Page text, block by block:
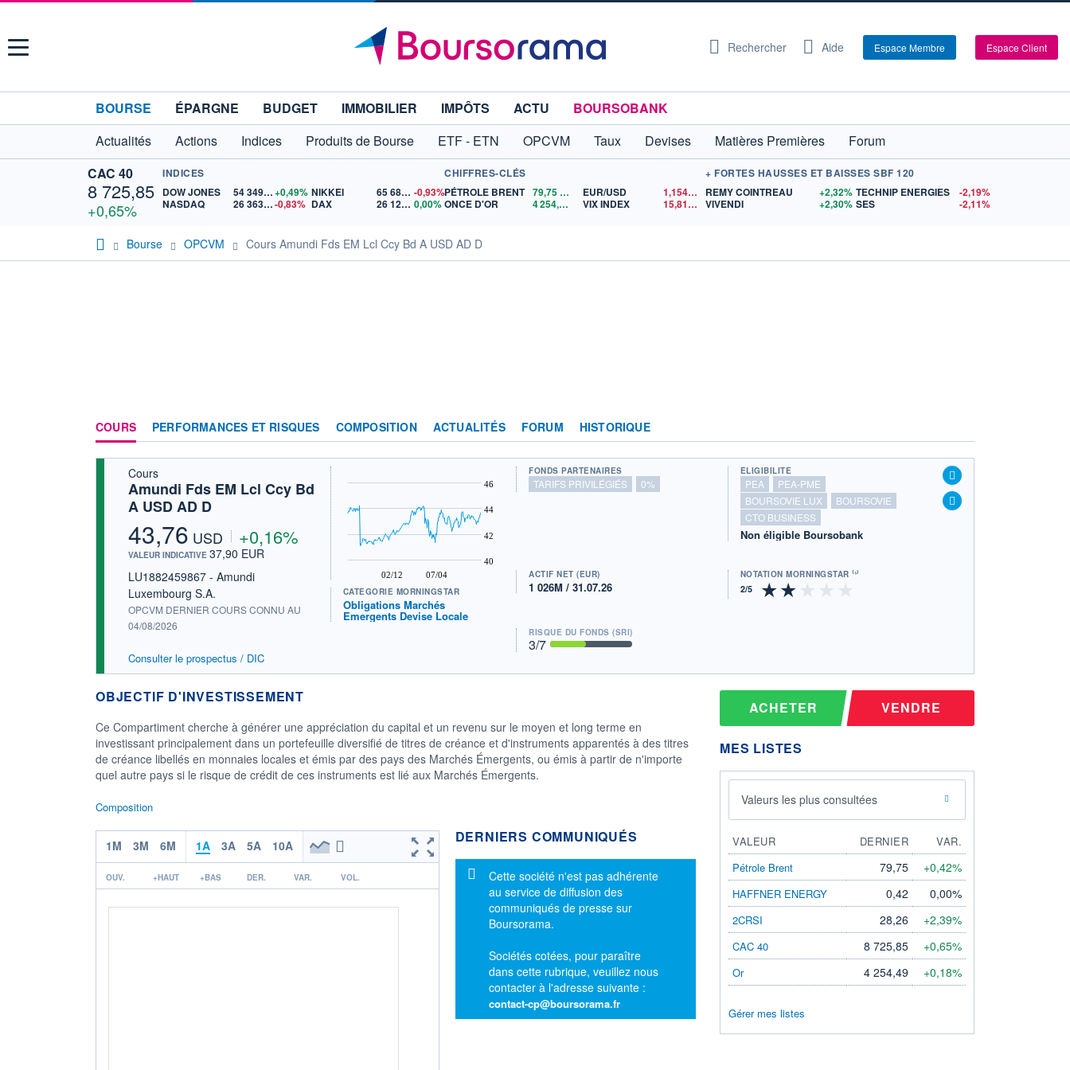
Menu Rechercher Aide Espace Membre Espace Client
BOURSE ÉPARGNE BUDGET IMMOBILIER IMPÔTS ACTU
BOURSOBANK
Actualités
Actions Indices Produits de Bourse ETF - ETN OPCVM Taux Devises Matières Premières
Forum
CAC 40
8 725,85
+0,65%
INDICES
DOW JONES
54 349,12+0,49%
NASDAQ
26 363,44-0,83%
NIKKEI 65 683,26 -0,93%
DAX
26 126,30 0,00%
CHIFFRES-CLÉS
PÉTROLE BRENT 79,75
ONCE D'OR
4 254,49 $US
EUR/USD 1,1545$US
VIX INDEX
15,81
$US
+ FORTES HAUSSES ET BAISSES SBF 120
REMY COINTREAU
+2,32%
VIVENDI
+2,30%
TECHNIP ENERGIES
-2,19%
SES
-2,11%
Bourse OPCVM Cours Amundi Fds EM Lcl Ccy Bd A USD AD D
COURS PERFORMANCES ET RISQUES COMPOSITION ACTUALITÉS FORUM HISTORIQUE
Cours
Amundi Fds EM Lcl Ccy Bd
A USD AD D
43,76 USD +0,16%
VALEUR INDICATIVE 37,90 EUR
LU1882459867 - Amundi
Luxembourg S.A.
OPCVM DERNIER COURS CONNU AU
04/08/2026
Consulter le prospectus / DIC
02/12 07/04
40
42
44
46
CATÉGORIE MORNINGSTAR
Obligations Marchés
Emergents Devise Locale
FONDS PARTENAIRES
TARIFS PRIVILÉGIÉS 0%
ÉLIGIBILITÉ
PEA
PEA-PME
BOURSOVIE LUX
BOURSOVIE
CTO BUSINESS
Non éligible Boursobank
ACTIF NET (EUR)
1 026M / 31.07.26
NOTATION MORNINGSTAR ⁽¹⁾
RISQUE DU FONDS (SRI)
3/7
OBJECTIF D'INVESTISSEMENT
Ce Compartiment cherche à générer une appréciation du capital et un revenu sur le moyen et long terme en
investissant principalement dans un portefeuille diversifié de titres de créance et d'instruments apparentés à des titres
de créance libellés en monnaies locales et émis par des pays des Marchés Émergents, ou émis à partir de n'importe
quel autre pays si le risque de crédit de ces instruments est lié aux Marchés Émergents.
Composition
1M 3M 6M 1A 3A 5A 10A
OUV. +HAUT +BAS DER. VAR. VOL.
DERNIERS COMMUNIQUÉS
Message d'information
Cette société n'est pas adhérente
au service de diffusion des
communiqués de presse sur
Boursorama.
Sociétés cotées, pour paraître
dans cette rubrique, veuillez nous
contacter à l'adresse suivante :
contact-cp@boursorama.fr
ACHETER VENDRE
MES LISTES
Valeurs les plus consultées
VALEUR DERNIER
VAR.
Pétrole Brent
79,75 +0,42%
HAFFNER ENERGY 0,42 0,00%
2CRSI 28,26 +2,39%
CAC 40 8 725,85 +0,65%
Or 4 254,49 +0,18%
Gérer mes listes